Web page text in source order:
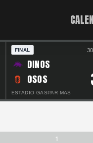
FINAL
DINOS
OSOS
ESTADIO GASPAR MAS
1